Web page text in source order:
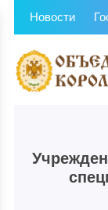
Новости